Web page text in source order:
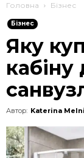
Головна Бізнес
Бізнес
Яку
Автор: Katerina